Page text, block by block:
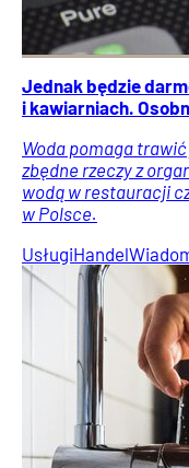
Jednak będzie
i kawiarniach.
Woda pomaga
zbędne rzeczy z
wodą w restauracji
w Polsce.
UsługiHandel